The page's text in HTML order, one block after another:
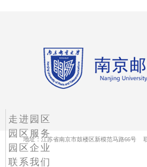
走进园区
园区服务
园区企业
联系我们
地址：江苏省南京市鼓楼区新模范马路66号 联